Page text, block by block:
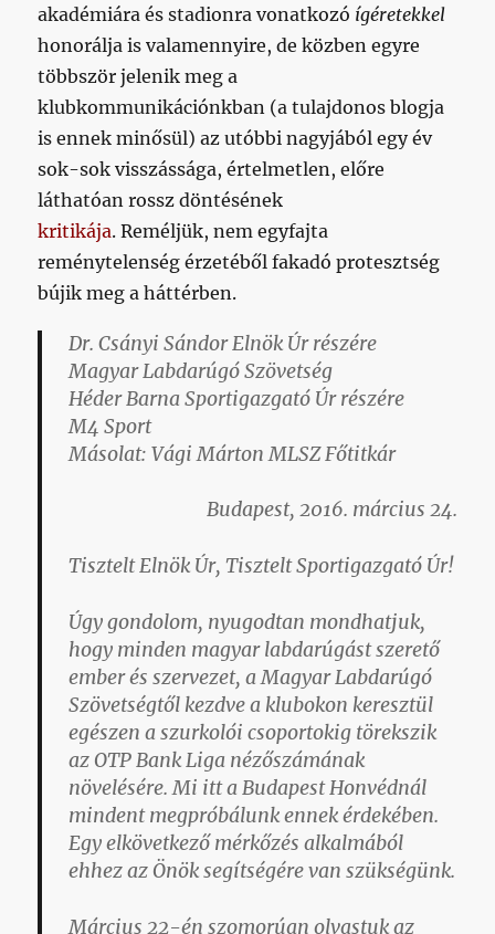
akadémiára és stadionra vonatkozó ígéretekkel
honorálja is valamennyire, de közben egyre
többször jelenik meg a
klubkommunikációnkban (a tulajdonos blogja
is ennek minősül) az utóbbi nagyjából egy év
sok-sok visszássága, értelmetlen, előre
láthatóan rossz döntésének
kritikája. Reméljük, nem egyfajta
reménytelenség érzetéből fakadó protesztség
bújik meg a háttérben.
Dr. Csányi Sándor Elnök Úr részére
Magyar Labdarúgó Szövetség
Héder Barna Sportigazgató Úr részére
M4 Sport
Másolat: Vági Márton MLSZ Főtitkár
Budapest, 2016. március 24.
Tisztelt Elnök Úr, Tisztelt Sportigazgató Úr!
Úgy gondolom, nyugodtan mondhatjuk,
hogy minden magyar labdarúgást szerető
ember és szervezet, a Magyar Labdarúgó
Szövetségtől kezdve a klubokon keresztül
egészen a szurkolói csoportokig törekszik
az OTP Bank Liga nézőszámának
növelésére. Mi itt a Budapest Honvédnál
mindent megpróbálunk ennek érdekében.
Egy elkövetkező mérkőzés alkalmából
ehhez az Önök segítségére van szükségünk.
Március 22-én szomorúan olvastuk az